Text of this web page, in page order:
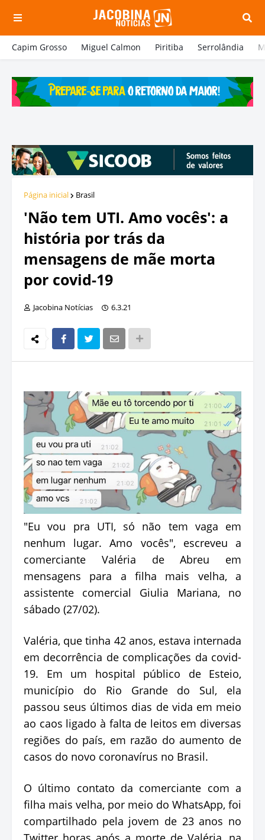
Capim Grosso Miguel Calmon Piritiba Serrolândia
Página inicial Brasil
'Não tem UTI. Amo vocês': a
história por trás da
mensagens de mãe morta
por covid-19
Jacobina Notícias 6.3.21
"Eu vou pra UTI, só não tem vaga em
nenhum lugar. Amo vocês", escreveu a
comerciante Valéria de Abreu em
mensagens para a filha mais velha, a
assistente comercial Giulia Mariana, no
sábado (27/02).
Valéria, que tinha 42 anos, estava internada
em decorrência de complicações da covid-
19. Em um hospital público de Esteio,
município do Rio Grande do Sul, ela
passou seus últimos dias de vida em meio
ao caos ligado à falta de leitos em diversas
regiões do país, em razão do aumento de
casos do novo coronavírus no Brasil.
O último contato da comerciante com a
filha mais velha, por meio do WhatsApp, foi
compartilhado pela jovem de 23 anos no